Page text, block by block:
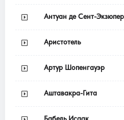
Антуан де Сент-
Аристотель
Артур Шопенгауэр
Аштавакра-Гита